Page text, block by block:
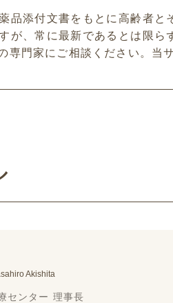
品添付文書をもとに高齢者
が、常に最新であるとは限
専門家にご相談ください。当
Akishita
センター 理事長